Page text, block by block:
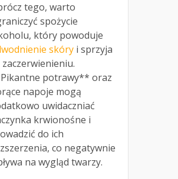
tego, warto
spożycie
który powoduje
skóry i sprzyja
zaczerwienieniu.
potrawy** oraz
napoje mogą
uwidaczniać
krwionośne i
do ich
co negatywnie
na wygląd twarzy.